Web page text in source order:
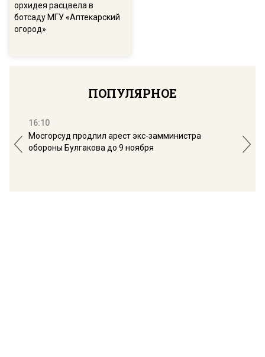
орхидея расцвела в
ботсаду МГУ «Аптекарский
огород»
ПОПУЛЯРНОЕ
16:10
Мосгорсуд продлил арест экс-замминистра
обороны Булгакова до 9 ноября